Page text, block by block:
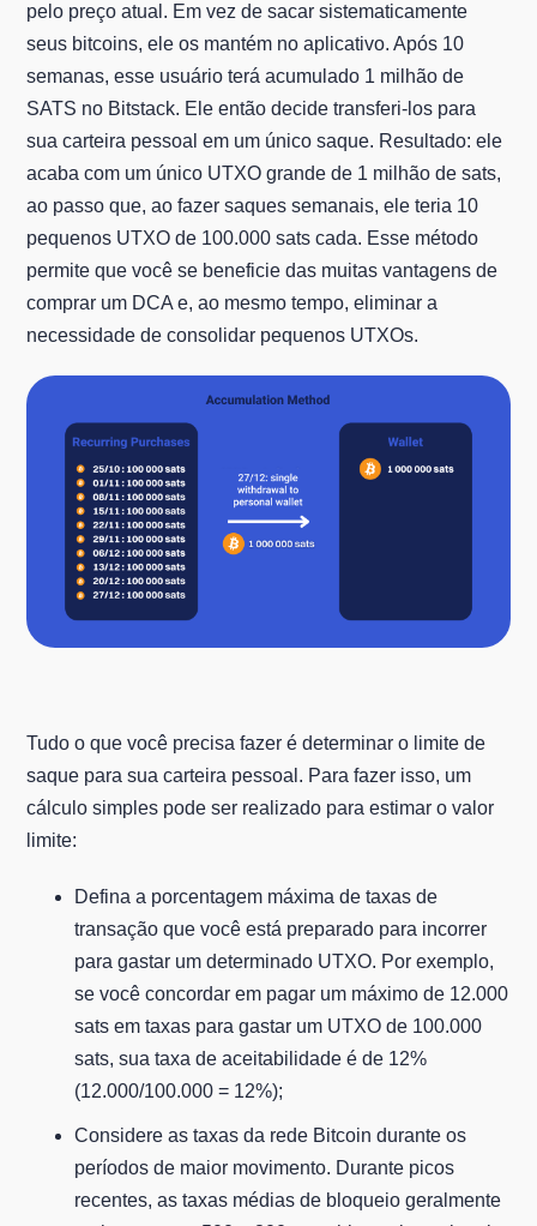
pelo preço atual. Em vez de sacar sistematicamente
seus bitcoins, ele os mantém no aplicativo. Após 10
semanas, esse usuário terá acumulado 1 milhão de
SATS no Bitstack. Ele então decide transferi-los para
sua carteira pessoal em um único saque. Resultado: ele
acaba com um único UTXO grande de 1 milhão de sats,
ao passo que, ao fazer saques semanais, ele teria 10
pequenos UTXO de 100.000 sats cada. Esse método
permite que você se beneficie das muitas vantagens de
comprar um DCA e, ao mesmo tempo, eliminar a
necessidade de consolidar pequenos UTXOs.
Tudo o que você precisa fazer é determinar o limite de
saque para sua carteira pessoal. Para fazer isso, um
cálculo simples pode ser realizado para estimar o valor
limite:
Defina a porcentagem máxima de taxas de
transação que você está preparado para incorrer
para gastar um determinado UTXO. Por exemplo,
se você concordar em pagar um máximo de 12.000
sats em taxas para gastar um UTXO de 100.000
sats, sua taxa de aceitabilidade é de 12%
(12.000/100.000 = 12%);
Considere as taxas da rede Bitcoin durante os
períodos de maior movimento. Durante picos
recentes, as taxas médias de bloqueio geralmente